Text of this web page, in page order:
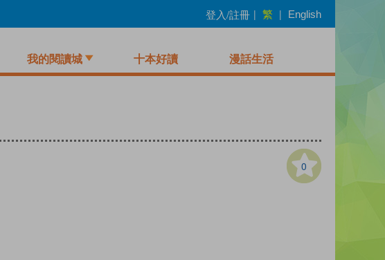
登入/註冊 | 繁 | English
我的閱讀城 十本好讀 漫話生活
0